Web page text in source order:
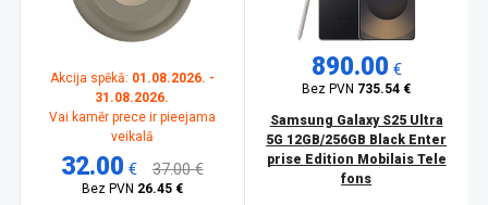
Akcija spēkā: 01.08.2026. -
31.08.2026.
Vai kamēr prece ir pieejama
veikalā
32.00 € 37.00 €
Bez PVN 26.45 €
890.00 €
Bez PVN 735.54 €
Samsung Galaxy S25 Ultra
5G 12GB/256GB Black Enter
prise Edition Mobilais Tele
fons